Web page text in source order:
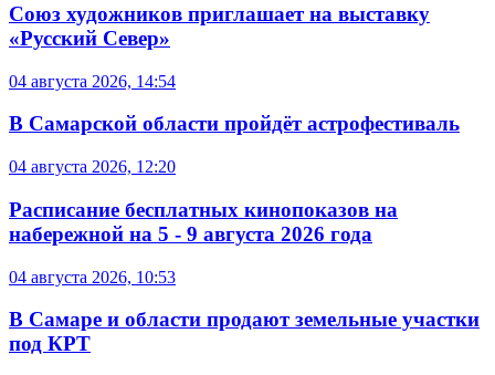
Союз художников приглашает на выставку
«Русский Север»
04 августа 2026, 14:54
В Самарской области пройдёт астрофестиваль
04 августа 2026, 12:20
Расписание бесплатных кинопоказов на
набережной на 5 - 9 августа 2026 года
04 августа 2026, 10:53
В Самаре и области продают земельные участки
под КРТ